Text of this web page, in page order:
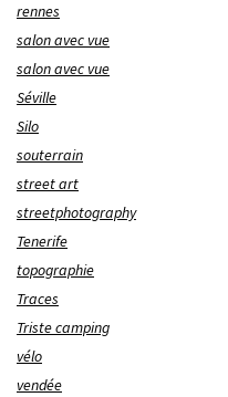
rennes
salon avec vue
salon avec vue
Séville
Silo
souterrain
street art
streetphotography
Tenerife
topographie
Traces
Triste camping
vélo
vendée